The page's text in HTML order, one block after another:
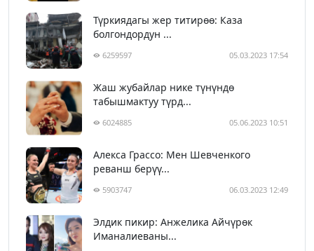
Түркиядагы жер титирөө: Каза
болгондордун ...
6259597 05.03.2023 17:54
Жаш жубайлар нике түнүндө
табышмактуу түрд...
6024885 05.06.2023 10:51
Алекса Грассо: Мен Шевченкого
реванш берүү...
5903747 06.03.2023 12:49
Элдик пикир: Анжелика Айчүрөк
Иманалиеваны...